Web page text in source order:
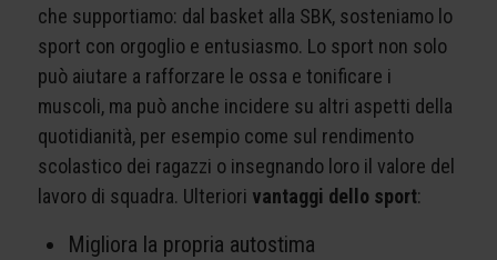
che supportiamo: dal basket alla SBK, sosteniamo lo
sport con orgoglio e entusiasmo. Lo sport non solo
può aiutare a rafforzare le ossa e tonificare i
muscoli, ma può anche incidere su altri aspetti della
quotidianità, per esempio come sul rendimento
scolastico dei ragazzi o insegnando loro il valore del
lavoro di squadra. Ulteriori vantaggi dello sport:
Migliora la propria autostima